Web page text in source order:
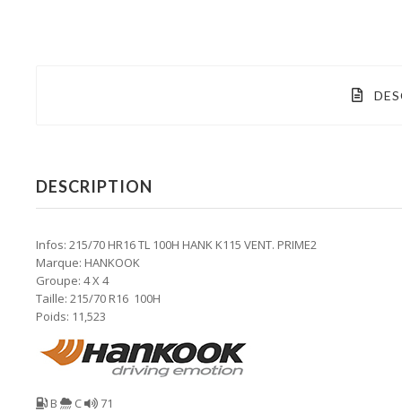
DESCRIPTION
Infos: 215/70 HR16 TL 100H HANK K115 VENT. PRIME2
Marque: HANKOOK
Groupe: 4 X 4
Taille: 215/70 R16 100H
Poids: 11,523
B C 71